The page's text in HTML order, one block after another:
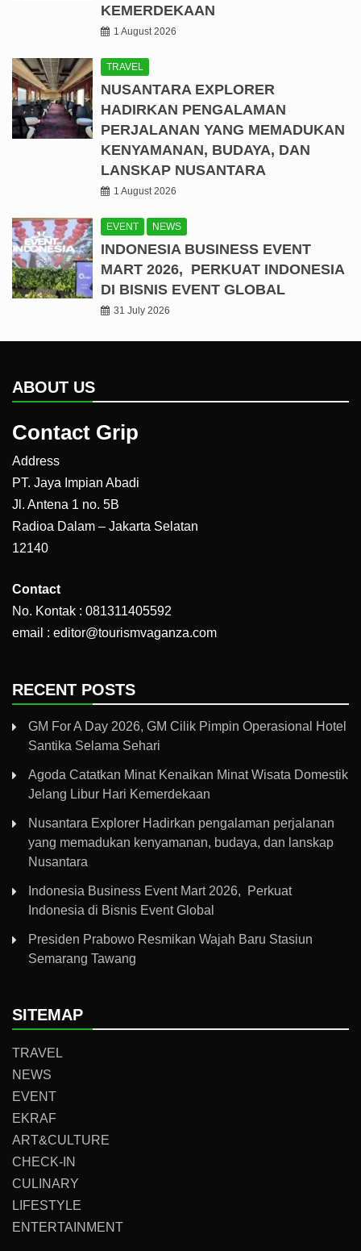
KEMERDEKAAN
1 August 2026
TRAVEL
NUSANTARA EXPLORER
HADIRKAN PENGALAMAN
PERJALANAN YANG MEMADUKAN
KENYAMANAN, BUDAYA, DAN
LANSKAP NUSANTARA
1 August 2026
EVENT NEWS
INDONESIA BUSINESS EVENT
MART 2026, PERKUAT INDONESIA
DI BISNIS EVENT GLOBAL
31 July 2026
ABOUT US
Contact Grip
Address
PT. Jaya Impian Abadi
Jl. Antena 1 no. 5B
Radioa Dalam – Jakarta Selatan
12140
Contact
No. Kontak : 081311405592
email : editor@tourismvaganza.com
RECENT POSTS
GM For A Day 2026, GM Cilik Pimpin Operasional Hotel
Santika Selama Sehari
Agoda Catatkan Minat Kenaikan Minat Wisata Domestik
Jelang Libur Hari Kemerdekaan
Nusantara Explorer Hadirkan pengalaman perjalanan
yang memadukan kenyamanan, budaya, dan lanskap
Nusantara
Indonesia Business Event Mart 2026, Perkuat
Indonesia di Bisnis Event Global
Presiden Prabowo Resmikan Wajah Baru Stasiun
Semarang Tawang
SITEMAP
TRAVEL
NEWS
EVENT
EKRAF
ART&CULTURE
CHECK-IN
CULINARY
LIFESTYLE
ENTERTAINMENT